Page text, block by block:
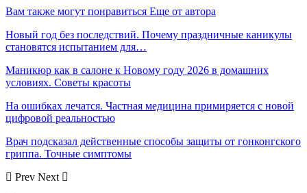
Вам также могут понравиться Еще от автора
Новый год без последствий. Почему праздничные каникулы
становятся испытанием для…
Маникюр как в салоне к Новому году 2026 в домашних
условиях. Советы красоты
На ошибках лечатся. Частная медицина примиряется с новой
цифровой реальностью
Врач подсказал действенные способы защиты от гонконгского
гриппа. Точные симптомы
Prev Next